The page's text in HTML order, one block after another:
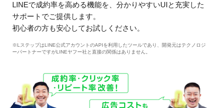
LINEで成約率を高める機能を、分かりやすいUIと充実した
サポートでご提供します。
初心者の方も安心してお試しください。
※LステップはLINE公式アカウントのAPIを利用したツールであり、開発元はテクノロジ
ーパートナーですがLINEヤフー社と直接の関係はありません。